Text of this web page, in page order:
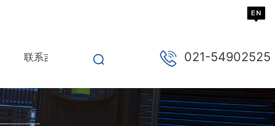
联系吉祥坊登录 021-54902525